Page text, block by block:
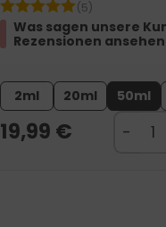
(5)
Was sagen unsere
Rezensionen ansehen
2ml 20ml 50ml
19,99 €